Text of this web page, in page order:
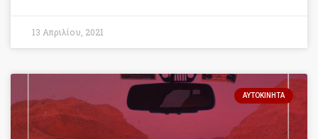
13 Απριλίου, 2021
ΑΥΤΟΚΊΝΗΤΑ